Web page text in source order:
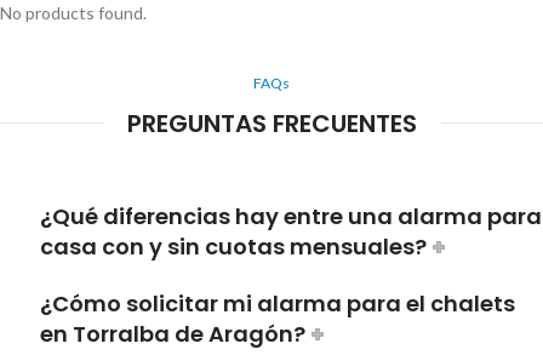
No products found.
FAQs
PREGUNTAS FRECUENTES
¿Qué diferencias hay entre una alarma para
casa con y sin cuotas mensuales?
¿Cómo solicitar mi alarma para el chalets
en Torralba de Aragón?